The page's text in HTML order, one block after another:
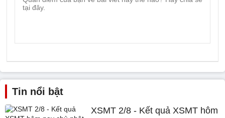
Tin nổi bật
XSMT 2/8 - Kết quả XSMT hôm